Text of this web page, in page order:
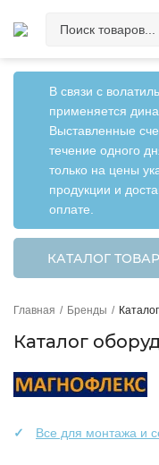
В связи с
применяется
Выставленные
течение одного
только на цены
продукции и
оплате.
КАТАЛОГ
Главная / Бренды /
Каталог
Все для монтажа и